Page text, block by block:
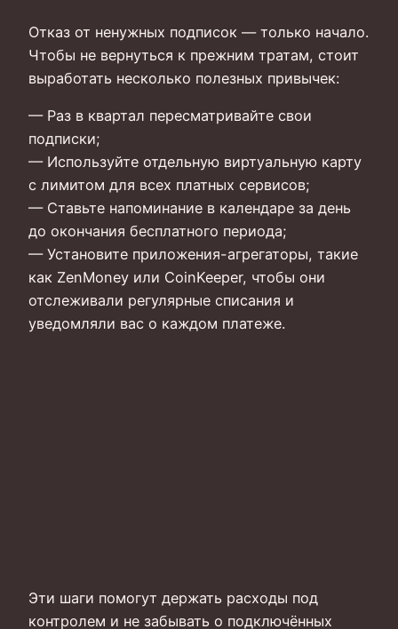
Отказ от ненужных подписок — только начало.
Чтобы не вернуться к прежним тратам, стоит
выработать несколько полезных привычек:
— Раз в квартал пересматривайте свои
подписки;
— Используйте отдельную виртуальную карту
с лимитом для всех платных сервисов;
— Ставьте напоминание в календаре за день
до окончания бесплатного периода;
— Установите приложения-агрегаторы, такие
как ZenMoney или CoinKeeper, чтобы они
отслеживали регулярные списания и
уведомляли вас о каждом платеже.
Эти шаги помогут держать расходы под
контролем и не забывать о подключённых